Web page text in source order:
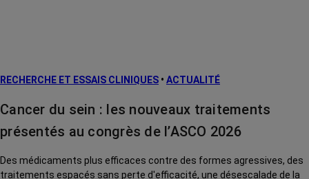
Traitements
La vie autour
RECHERCHE ET ESSAIS CLINIQUES • ACTUALITÉ
Cancer du sein : les nouveaux traitements
présentés au congrès de l’ASCO 2026
Des médicaments plus efficaces contre des formes agressives, des
traitements espacés sans perte d'efficacité, une désescalade de la